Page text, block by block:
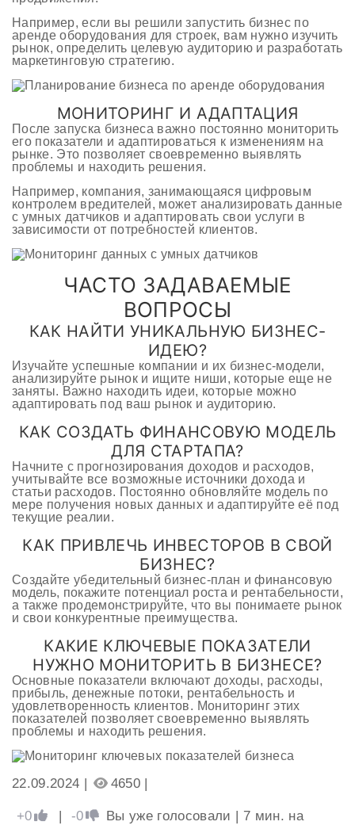
Например, если вы решили запустить бизнес по
аренде оборудования для строек, вам нужно изучить
рынок, определить целевую аудиторию и разработать
маркетинговую стратегию.
МОНИТОРИНГ И АДАПТАЦИЯ
После запуска бизнеса важно постоянно мониторить
его показатели и адаптироваться к изменениям на
рынке. Это позволяет своевременно выявлять
проблемы и находить решения.
Например, компания, занимающаяся цифровым
контролем вредителей, может анализировать данные
с умных датчиков и адаптировать свои услуги в
зависимости от потребностей клиентов.
ЧАСТО ЗАДАВАЕМЫЕ
ВОПРОСЫ
КАК НАЙТИ УНИКАЛЬНУЮ БИЗНЕС-
ИДЕЮ?
Изучайте успешные компании и их бизнес-модели,
анализируйте рынок и ищите ниши, которые еще не
заняты. Важно находить идеи, которые можно
адаптировать под ваш рынок и аудиторию.
КАК СОЗДАТЬ ФИНАНСОВУЮ МОДЕЛЬ
ДЛЯ СТАРТАПА?
Начните с прогнозирования доходов и расходов,
учитывайте все возможные источники дохода и
статьи расходов. Постоянно обновляйте модель по
мере получения новых данных и адаптируйте её под
текущие реалии.
КАК ПРИВЛЕЧЬ ИНВЕСТОРОВ В СВОЙ
БИЗНЕС?
Создайте убедительный бизнес-план и финансовую
модель, покажите потенциал роста и рентабельности,
а также продемонстрируйте, что вы понимаете рынок
и свои конкурентные преимущества.
КАКИЕ КЛЮЧЕВЫЕ ПОКАЗАТЕЛИ
НУЖНО МОНИТОРИТЬ В БИЗНЕСЕ?
Основные показатели включают доходы, расходы,
прибыль, денежные потоки, рентабельность и
удовлетворенность клиентов. Мониторинг этих
показателей позволяет своевременно выявлять
проблемы и находить решения.
22.09.2024 | 4650 |
+0 | -0 Вы уже голосовали | 7 мин. на